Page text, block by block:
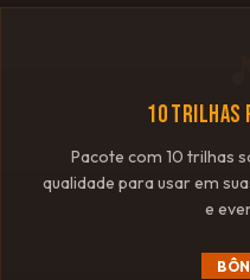
10 TRILHAS
Pacote com 10 trilhas
qualidade para usar em
e